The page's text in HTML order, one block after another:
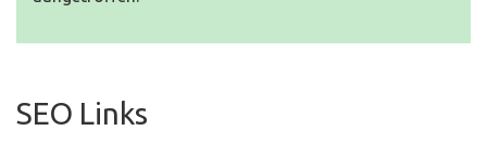
SEO Links